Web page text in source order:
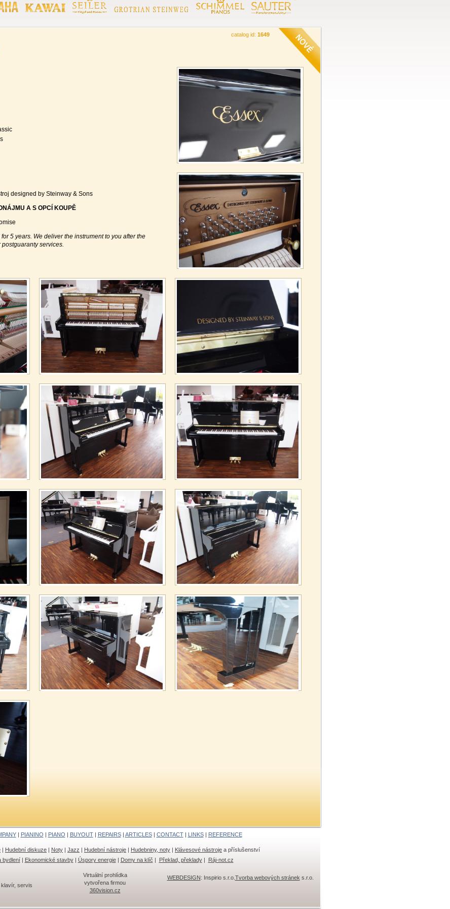
catalog id: 1649
designed by Steinway & Sons
A S OPCÍ KOUPĚ
5 years. We deliver the instrument to you after the
services.
| PIANINO | PIANO | BUYOUT| REPAIRS| ARTICLES| CONTACT| LINKS| REFERENCE
| Hudební diskuze | Noty | Jazz | Hudební nástroje | Hudebniny, noty | Klávesové nástroje a příslušenství
bydlení| Ekonomické stavby| Úspory energie| Domy na klíč | Překlad, překlady| Ráj-not.cz
servis
WEBDESIGN: Inspirio s.r.o. Tvorba webových stránek s.r.o.
Virtuální prohlídka
vytvořena firmou
360vision.cz